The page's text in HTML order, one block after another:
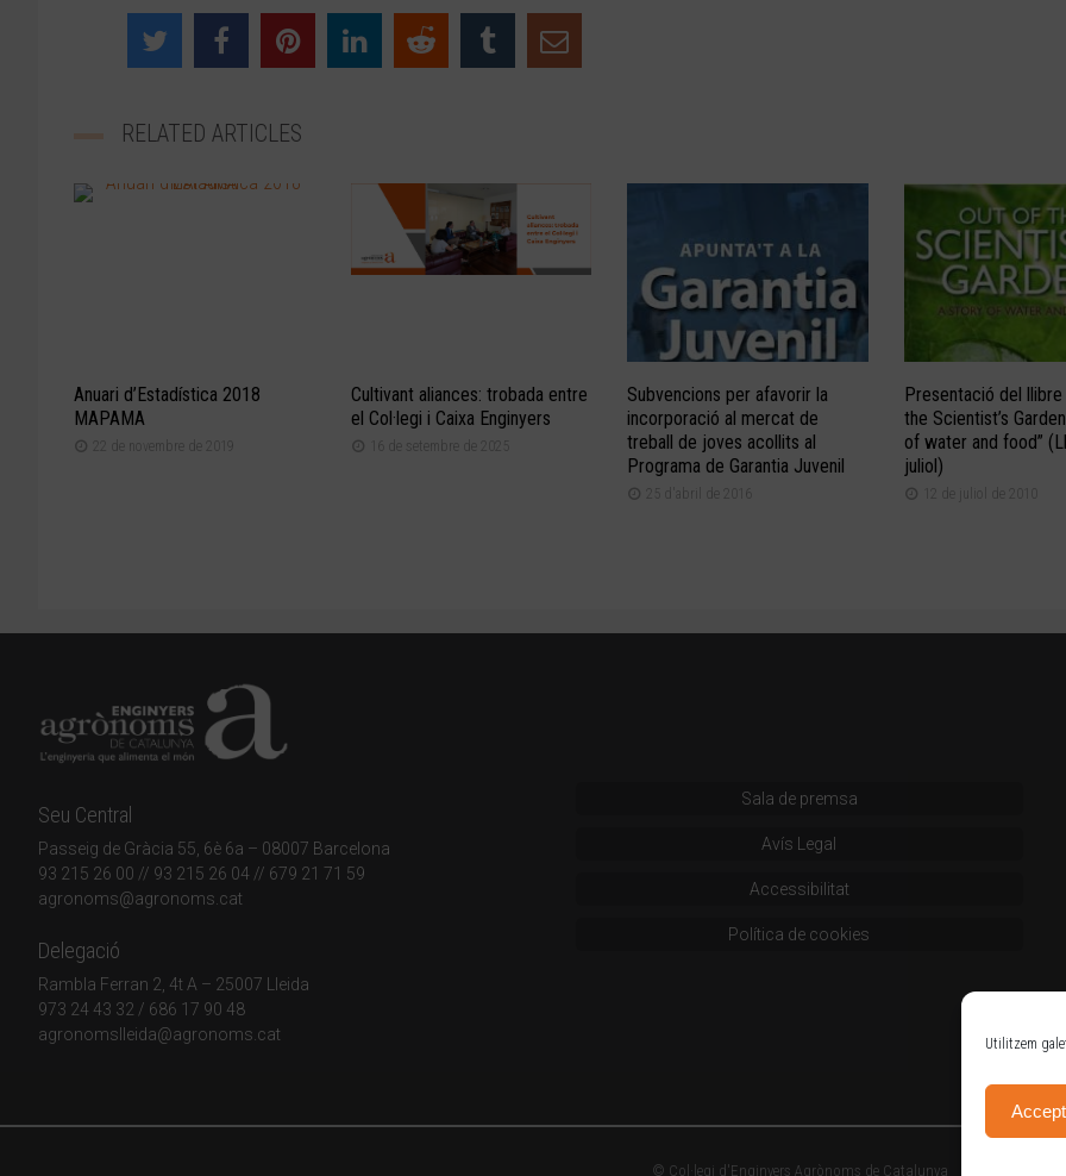
Utilitzem
RELATED ARTICLES
Anuari d’Estadística 2018
MAPAMA
22 de novembre de 2019
Cultivant aliances: trobada entre
el Col·legi i Caixa Enginyers
16 de setembre de 2025
Subvencions per afavorir la
incorporació al mercat de
treball de joves acollits al
Programa de Garantia Juvenil
25 d'abril de 2016
Presentació del llibre
the Scientist’s
of water and food”
juliol)
12 de juliol de 2010
Seu Central
Passeig de Gràcia 55, 6è 6a – 08007 Barcelona
93 215 26 00 // 93 215 26 04 // 679 21 71 59
agronoms@agronoms.cat
Delegació
Rambla Ferran 2, 4t A – 25007 Lleida
973 24 43 32 / 686 17 90 48
agronomslleida@agronoms.cat
Sala de premsa
Avís Legal
Accessibilitat
Política de cookies
© Col·legi d'Enginyers Agrònoms de Catalunya